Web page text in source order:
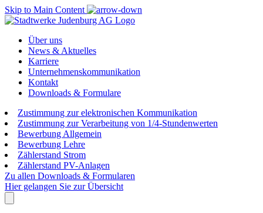
Skip to Main Content
Über uns
News & Aktuelles
Karriere
Unternehmenskommunikation
Kontakt
Downloads & Formulare
Zustimmung zur elektronischen Kommunikation
Zustimmung zur Verarbeitung von 1/4-Stundenwerten
Bewerbung Allgemein
Bewerbung Lehre
Zählerstand Strom
Zählerstand PV-Anlagen
Zu allen Downloads & Formularen
Hier gelangen Sie zur Übersicht